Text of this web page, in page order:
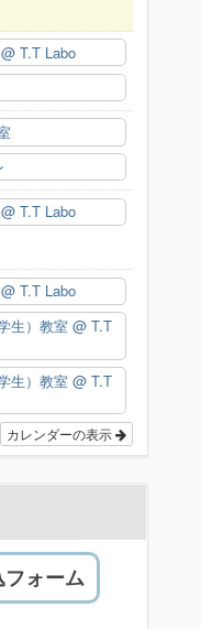
@ T.T Labo
@ T.T Labo
@ T.T Labo
生）教室 @ T.T
生）教室 @ T.T
カレンダーの表示
フォーム